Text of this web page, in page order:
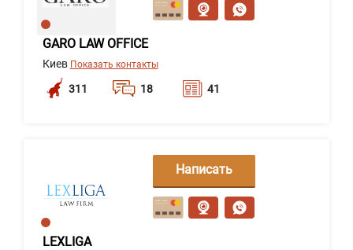
GARO LAW OFFICE
Киев Показать контакты
311 18 41
LEXLIGA
Написать
сообщение